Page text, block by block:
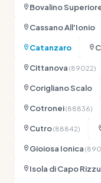
Bovalino
Cassano All'Ionio
Catanzaro
Cittanova (89022)
Corigliano Scalo
Cotronei(88836)
Cutro(88842)
Gioiosa Ionica
Isola di Capo